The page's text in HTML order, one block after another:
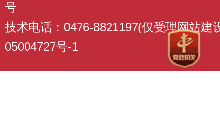
号
技术电话：0476-8821197(仅受理网站建
05004727号-1